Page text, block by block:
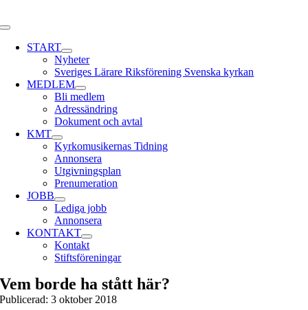
to
Toggle
NavigationSTART
Nyheter
Sveriges Lärare Riksförening Svenska kyrkan
MEDLEM
Bli medlem
Adressändring
Dokument och avtal
KMT
Kyrkomusikernas Tidning
Annonsera
Utgivningsplan
Prenumeration
JOBB
Lediga jobb
Annonsera
KONTAKT
Kontakt
Stiftsföreningar
Vem borde ha stått här?
Publicerad: 3 oktober 2018